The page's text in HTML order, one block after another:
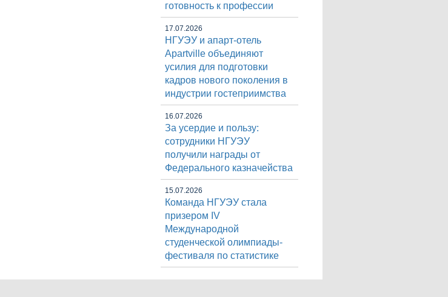
готовность к профессии
17.07.2026
НГУЭУ и апарт-отель
Apartville объединяют
усилия для подготовки
кадров нового поколения в
индустрии гостеприимства
16.07.2026
За усердие и пользу:
сотрудники НГУЭУ
получили награды от
Федерального казначейства
15.07.2026
Команда НГУЭУ стала
призером IV
Международной
студенческой олимпиады-
фестиваля по статистике